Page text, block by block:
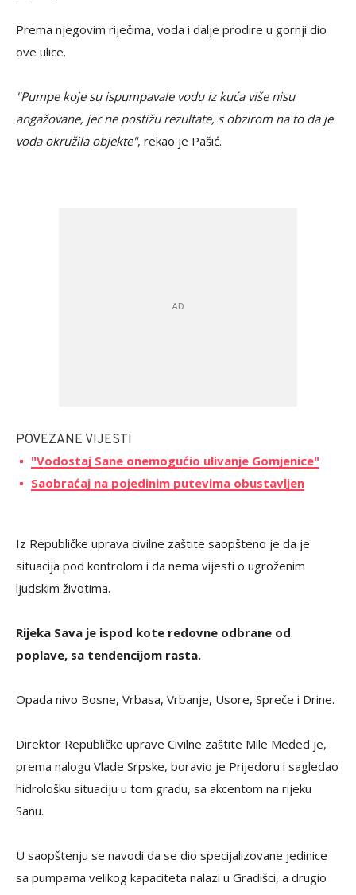
Prema njegovim riječima, voda i dalje prodire u gornji dio
ove ulice.
"Pumpe koje su ispumpavale vodu iz kuća više nisu
angažovane, jer ne postižu rezultate, s obzirom na to da je
voda okružila objekte", rekao je Pašić.
POVEZANE VIJESTI
"Vodostaj Sane onemogućio ulivanje Gomjenice"
Saobraćaj na pojedinim putevima obustavljen
Iz Republičke uprava civilne zaštite saopšteno je da je
situacija pod kontrolom i da nema vijesti o ugroženim
ljudskim životima.
Rijeka Sava je ispod kote redovne odbrane od
poplave, sa tendencijom rasta.
Opada nivo Bosne, Vrbasa, Vrbanje, Usore, Spreče i Drine.
Direktor Republičke uprave Civilne zaštite Mile Međed je,
prema nalogu Vlade Srpske, boravio je Prijedoru i sagledao
hidrološku situaciju u tom gradu, sa akcentom na rijeku
Sanu.
U saopštenju se navodi da se dio specijalizovane jedinice
sa pumpama velikog kapaciteta nalazi u Gradišci, a drugio